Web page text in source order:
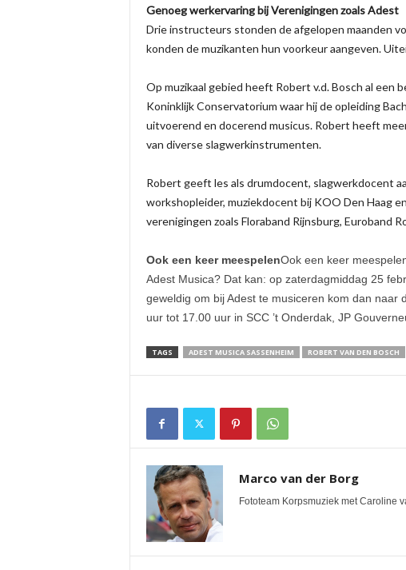
Genoeg werkervaring bij Verenigingen zoals Adest
Drie instructeurs stonden de afgelopen maanden
konden de muzikanten hun voorkeur aangeven.
Op muzikaal gebied heeft Robert v.d. Bosch al een
Koninklijk Conservatorium waar hij de opleiding
uitvoerend en docerend musicus. Robert heeft
van diverse slagwerkinstrumenten.
Robert geeft les als drumdocent, slagwerkdocent
workshopleider, muziekdocent bij KOO Den Haag
verenigingen zoals Floraband Rijnsburg, Euroband
Ook een keer meespelenOok een keer
Adest Musica? Dat kan: op zaterdagmiddag 25
geweldig om bij Adest te musiceren kom dan
uur tot 17.00 uur in SCC ’t Onderdak, JP
TAGS ADEST MUSICA SASSENHEIM ROBERT VAN DEN BOSCH
Marco van der Borg
Fototeam Korpsmuziek met Caroline